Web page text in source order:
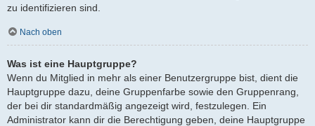
zu identifizieren sind.
Nach oben
Was ist eine Hauptgruppe?
Wenn du Mitglied in mehr als einer Benutzergruppe bist, dient die
Hauptgruppe dazu, deine Gruppenfarbe sowie den Gruppenrang,
der bei dir standardmäßig angezeigt wird, festzulegen. Ein
Administrator kann dir die Berechtigung geben, deine Hauptgruppe